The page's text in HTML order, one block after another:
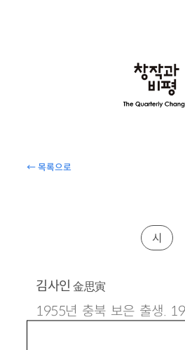
← 목록으로
시
김사인 金思寅
1955년 충북 보은 출생.